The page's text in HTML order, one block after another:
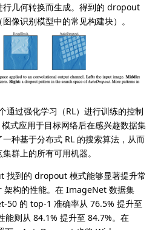
行几何转换而生成。得到的 dropout
像识别模型中的常见构建块）。
过强化学习（RL）进行训练的控制
式应用于目标网络后在感兴趣数据集
一种基于分布式 RL 的搜索算法，从而
群上的所有可用机器。
找到的 dropout 模式能够显著提升常
构的性能。在 ImageNet 数据集
50 的 top-1 准确率从 76.5% 提升至
则从 84.1% 提升至 84.7%。在